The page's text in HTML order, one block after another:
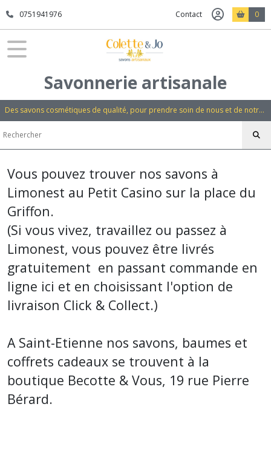
0751941976 Contact 0
Savonnerie artisanale
Des savons cosmétiques de qualité, pour prendre soin de nous et de notre environnement
Vous pouvez trouver nos savons à
Limonest au Petit Casino sur la place du
Griffon.
(Si vous vivez, travaillez ou passez à
Limonest, vous pouvez être livrés
gratuitement en passant commande en
ligne ici et en choisissant l'option de
livraison Click & Collect.)
A Saint-Etienne nos savons, baumes et
coffrets cadeaux se trouvent à la
boutique Becotte & Vous, 19 rue Pierre
Bérard.